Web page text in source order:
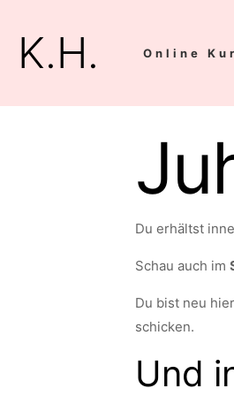
K.H. Online
Du erhältst
Schau auch im
Du bist neu
schicken.
Und